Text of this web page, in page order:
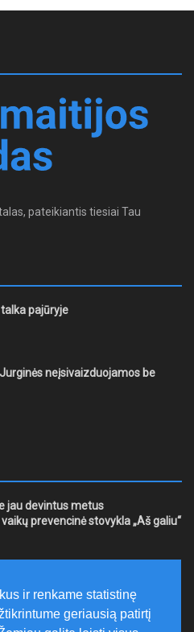
pateikiantis tiesiai Tau
pajūryje
neįsivaizduojamos be
jau devintus metus
prevencinė stovykla „Aš galiu“
verslo subjektų kūrimąsi
ir renkame statistinę
geriausią patirtį